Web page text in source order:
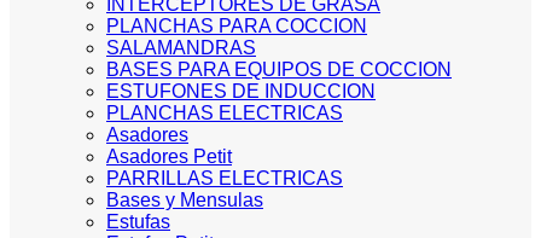
INTERCEPTORES DE GRASA
PLANCHAS PARA COCCION
SALAMANDRAS
BASES PARA EQUIPOS DE COCCION
ESTUFONES DE INDUCCION
PLANCHAS ELECTRICAS
Asadores
Asadores Petit
PARRILLAS ELECTRICAS
Bases y Mensulas
Estufas